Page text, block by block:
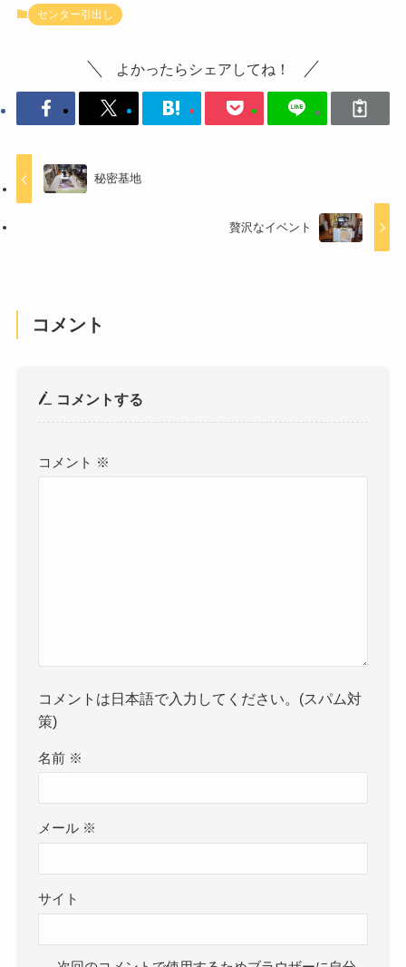
センター引出し
よかったらシェアしてね！
秘密基地
贅沢なイベント
コメント
コメントする
コメント ※
コメントは日本語で入力してください。(スパム対
策)
名前 ※
メール ※
サイト